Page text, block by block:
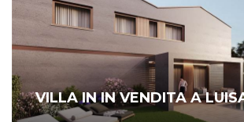
VILLA IN IN VENDITA A